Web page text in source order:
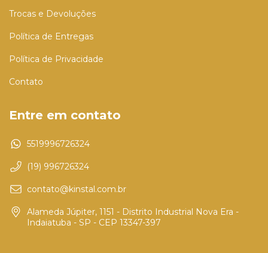
Trocas e Devoluções
Política de Entregas
Política de Privacidade
Contato
Entre em contato
5519996726324
(19) 996726324
contato@kinstal.com.br
Alameda Júpiter, 1151 - Distrito Industrial Nova Era -
Indaiatuba - SP - CEP 13347-397